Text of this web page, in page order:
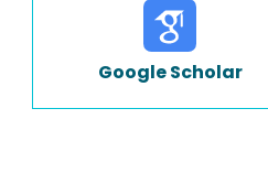
Google Scholar